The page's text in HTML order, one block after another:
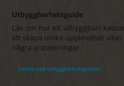
Utbyggbarhetsguide
Läs om hur ett utbyggbart
att skapa unika upplevelser
några anpassningar.
Ladda ned utbyggbarhetsguiden